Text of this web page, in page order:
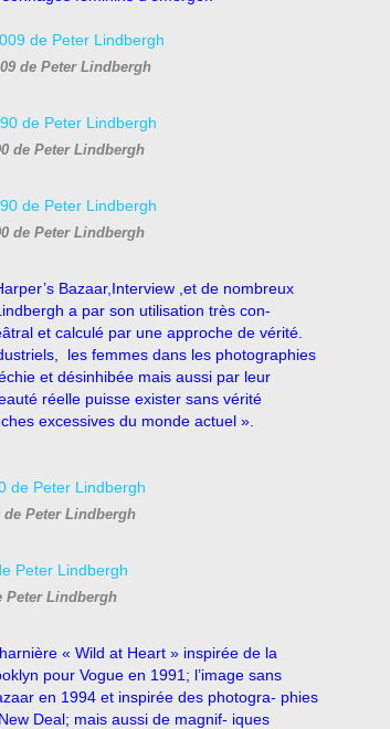
de Peter Lindbergh
de Peter Lindbergh
de Peter Lindbergh
Bazaar,Interview ,et de nombreux
a par son utilisation très con-
et calculé par une approche de vérité.
les femmes dans les photographies
et désinhibée mais aussi par leur
réelle puisse exister sans vérité
excessives du monde actuel ».
Peter Lindbergh
Peter Lindbergh
« Wild at Heart » inspirée de la
pour Vogue en 1991; l’image sans
en 1994 et inspirée des photogra- phies
Deal; mais aussi de magnif- iques